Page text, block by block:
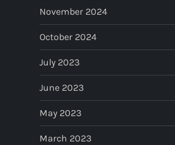
November 2024
October 2024
July 2023
June 2023
May 2023
March 2023